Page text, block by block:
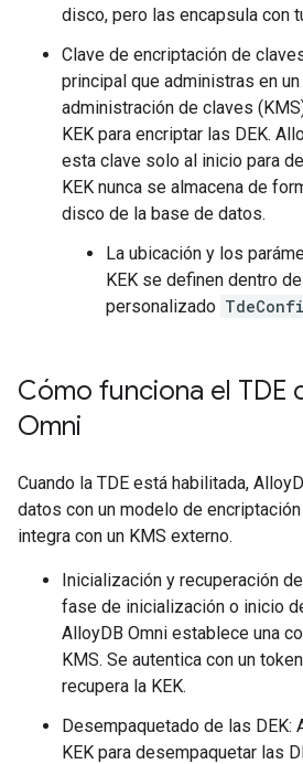
disco, pero las encapsula con
Clave de encriptación de
principal que administras en
administración de claves
KEK para encriptar las DEK.
esta clave solo al inicio para
KEK nunca se almacena de
disco de la base de datos.
La ubicación y los
KEK se definen dentro
personalizado
Cómo funciona el TDE
Omni
Cuando la TDE está habilitada,
datos con un modelo de
integra con un KMS externo.
Inicialización y recuperación
fase de inicialización o inicio
AlloyDB Omni establece una
KMS. Se autentica con un
recupera la KEK.
Desempaquetado de las DEK:
KEK para desempaquetar las